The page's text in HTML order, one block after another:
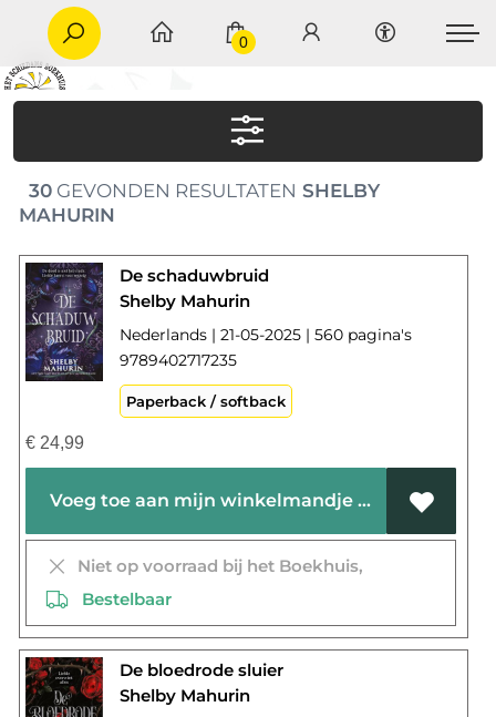
0
30GEVONDEN RESULTATEN SHELBY
MAHURIN
De schaduwbruid
Shelby Mahurin
Nederlands | 21-05-2025 | 560 pagina's
9789402717235
Paperback / softback
€24,99
Voeg toe aan mijn winkelmandje
Niet op voorraad bij het Boekhuis,
Bestelbaar
De bloedrode sluier
Shelby Mahurin